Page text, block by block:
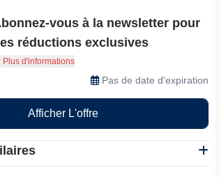
vous à la newsletter pour
réductions exclusives
vous à la newsletter pour des
exclusives, des codes promo et des
Plus d'informations
Pas de date d'expiration
Afficher L'offre